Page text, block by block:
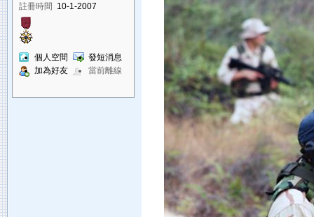
註冊時間
10-1-2007
個人空間
發短消息
加為好友
當前離線